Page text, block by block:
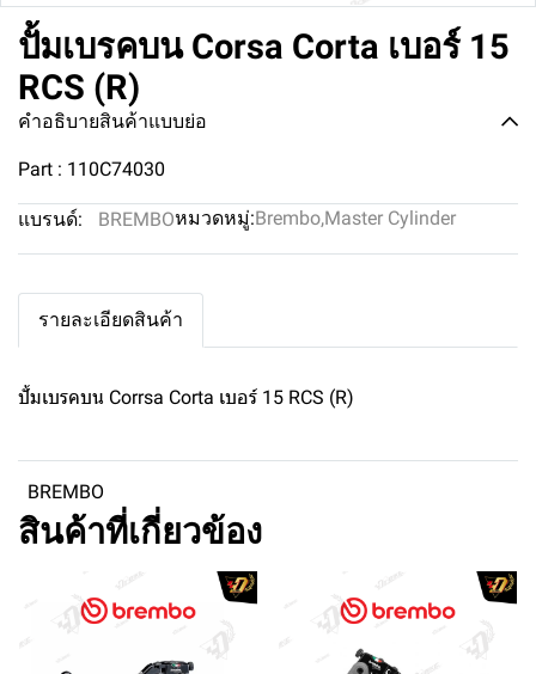
ปั้มเบรคบน Corsa Corta เบอร์ 15
RCS (R)
คำอธิบายสินค้าแบบย่อ
Part : 110C74030
แบรนด์: BREMBOหมวดหมู่:Brembo,Master Cylinder
รายละเอียดสินค้า
ปั้มเบรคบน Corrsa Corta เบอร์ 15 RCS (R)
BREMBO
สินค้าที่เกี่ยวข้อง